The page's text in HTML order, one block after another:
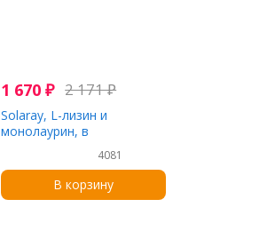
1 670 ₽ 2 171₽
Solaray, L-лизин и
монолаурин, в
соотношении 1:1, 60
вегетарианских капсул
4081
В корзину